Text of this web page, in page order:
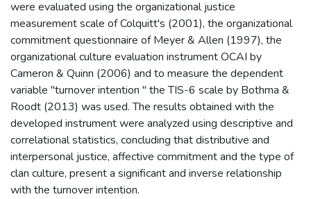
were evaluated using the organizational justice
measurement scale of Colquitt's (2001), the organizational
commitment questionnaire of Meyer & Allen (1997), the
organizational culture evaluation instrument OCAI by
Cameron & Quinn (2006) and to measure the dependent
variable "turnover intention " the TIS-6 scale by Bothma &
Roodt (2013) was used. The results obtained with the
developed instrument were analyzed using descriptive and
correlational statistics, concluding that distributive and
interpersonal justice, affective commitment and the type of
clan culture, present a significant and inverse relationship
with the turnover intention.